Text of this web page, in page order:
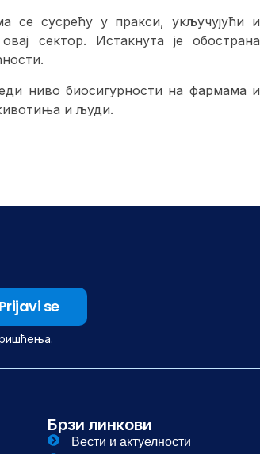
се сусрећу у пракси, укључујући и
сектор. Истакнута је обострана
ниво биосигурности на фармама и
и људи.
Брзи линкови
Вести и актуелности